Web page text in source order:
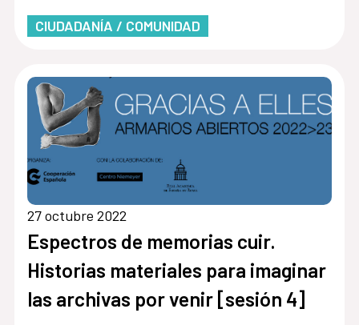
CIUDADANÍA / COMUNIDAD
27 octubre 2022
Espectros de memorias cuir.
Historias materiales para imaginar
las archivas por venir [sesión 4]